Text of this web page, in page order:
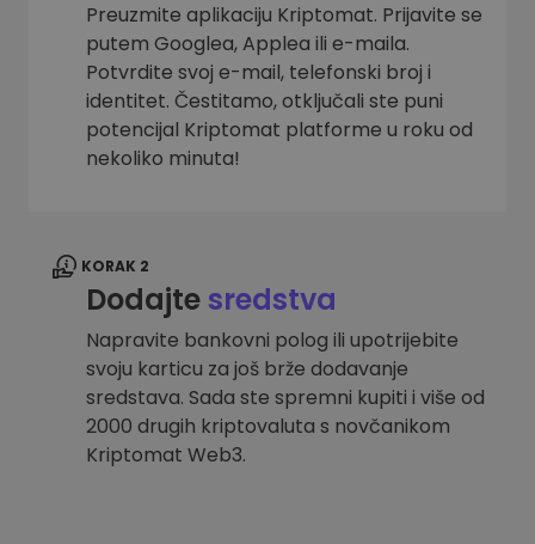
Preuzmite aplikaciju Kriptomat. Prijavite se
putem Googlea, Applea ili e-maila.
Potvrdite svoj e-mail, telefonski broj i
identitet. Čestitamo, otključali ste puni
potencijal Kriptomat platforme u roku od
nekoliko minuta!
KORAK 2
Dodajtesredstva
Napravite bankovni polog ili upotrijebite
svoju karticu za još brže dodavanje
sredstava. Sada ste spremni kupiti i više od
2000 drugih kriptovaluta s novčanikom
Kriptomat Web3.